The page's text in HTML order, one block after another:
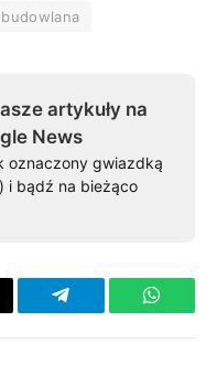
artykuły na
News
oznaczony gwiazdką
i bądź na bieżąco
Telegram